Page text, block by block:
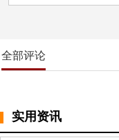
全部评论
实用资讯